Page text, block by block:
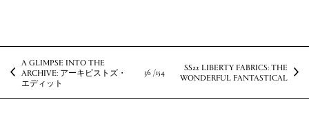
A GLIMPSE INTO THE
ARCHIVE: アーキビストズ・
エディット
36 /154
SS22 LIBERTY FABRICS: THE
WONDERFUL FANTASTICAL